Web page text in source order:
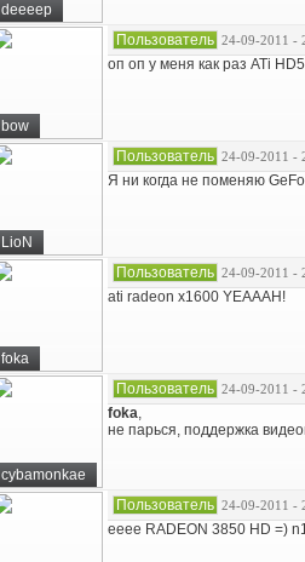
deeeep
bow
Пользователь 24-09-2011 -
оп оп у меня как раз ATi
LioN
Пользователь 24-09-2011 -
Я ни когда не поменяю
foka
Пользователь 24-09-2011 -
ati radeon x1600 YEAAAH!
cybamonkae
Пользователь 24-09-2011 -
foka,
не парься, поддержка
Пользователь 24-09-2011 -
ееее RADEON 3850 HD =)